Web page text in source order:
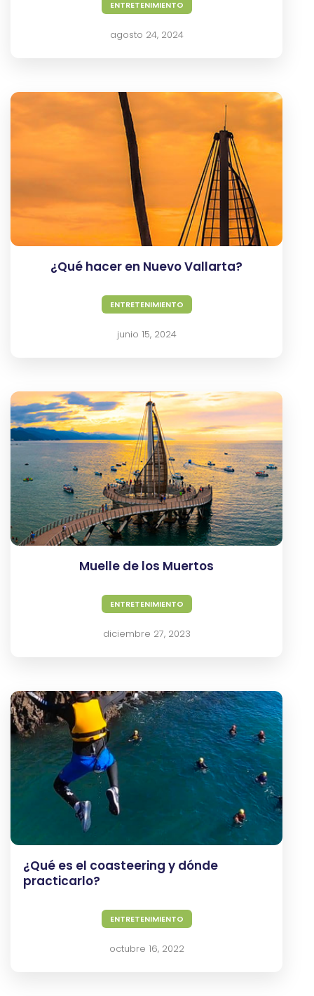
ENTRETENIMIENTO
agosto 24, 2024
¿Qué hacer en Nuevo Vallarta?
ENTRETENIMIENTO
junio 15, 2024
Muelle de los Muertos
ENTRETENIMIENTO
diciembre 27, 2023
¿Qué es el coasteering y dónde
practicarlo?
ENTRETENIMIENTO
octubre 16, 2022